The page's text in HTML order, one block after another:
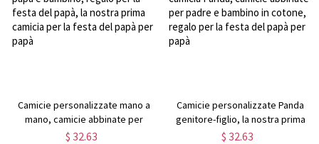
Camicie personalizzate mano a
mano, camicie abbinate per
papà, camicia per il primo urto di
$ 32.63
Camicie personalizzate Panda
genitore-figlio, la nostra prima
camicia per la festa del papà,
$ 32.63